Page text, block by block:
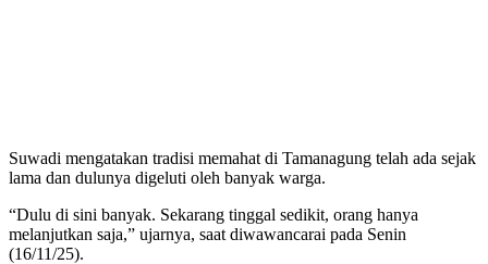
Suwadi mengatakan tradisi memahat di Tamanagung telah ada sejak
lama dan dulunya digeluti oleh banyak warga.
“Dulu di sini banyak. Sekarang tinggal sedikit, orang hanya
melanjutkan saja,” ujarnya, saat diwawancarai pada Senin
(16/11/25).